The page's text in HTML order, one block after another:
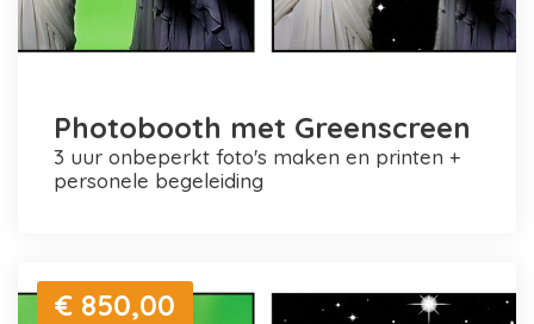
Photobooth met Greenscreen
3 uur onbeperkt foto's maken en printen +
personele begeleiding
€ 850,00